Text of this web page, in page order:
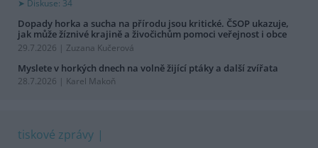
Diskuse: 34
Dopady horka a sucha na přírodu jsou kritické. ČSOP ukazuje,
jak může žíznivé krajině a živočichům pomoci veřejnost i obce
29.7.2026 | Zuzana Kučerová
Myslete v horkých dnech na volně žijící ptáky a další zvířata
28.7.2026 | Karel Makoň
tiskové zprávy